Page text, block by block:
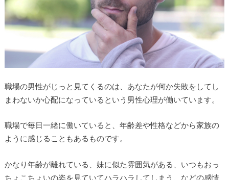
職場の男性がじっと見てくるのは、あなたが何か失敗をしてし
まわないか心配になっているという男性心理が働いています。
職場で毎日一緒に働いていると、年齢差や性格などから家族の
ように感じることもあるものです。
かなり年齢が離れている、妹に似た雰囲気がある、いつもおっ
ちょこちょいの姿を見ていてハラハラしてしまう、などの感情